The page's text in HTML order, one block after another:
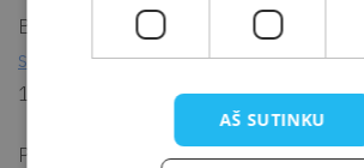
Būtina išankstinė grupės registracija el. p.
simona.gagilaite@kretvb.ltarba
135.
Pabėgimo kambarys „Kodas: 770“ veikia
AŠ SUTINKU